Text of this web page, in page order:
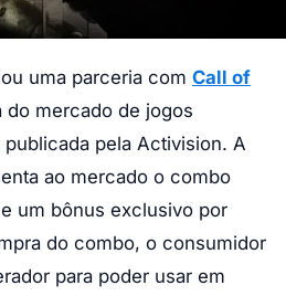
uma parceria com Call of
do mercado de jogos
pela Activision. A
ao mercado o combo
um bônus exclusivo por
do combo, o consumidor
para poder usar em